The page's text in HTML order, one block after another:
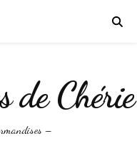
–